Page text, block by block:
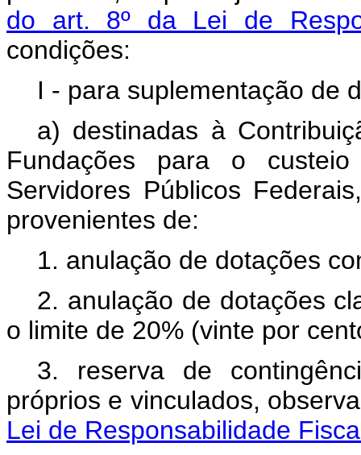
do art. 8º da Lei de
condições:
I - para suplementação de
a) destinadas à
Fundações para o
Servidores Públicos
provenientes de:
1. anulação de dotações
2. anulação de dotações
o limite de 20% (vinte por
3. reserva de
próprios e vinculados,
Lei de Responsabilidade